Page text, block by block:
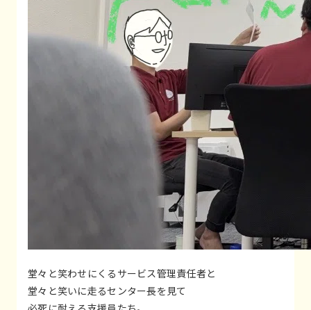
堂々と笑わせにくるサービス管理責任者と
堂々と笑いに走るセンター長を見て